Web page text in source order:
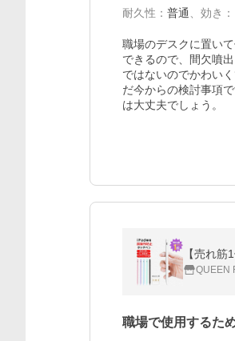
耐久性 ： 普通 効き ：
職場のデスクに置い
できるので、間欠噴
ではないのでかわい
だ今からの検討事項
は大丈夫でしょう。
QUEEN
職場で使用するた